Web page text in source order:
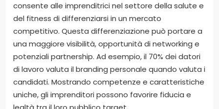
consente alle imprenditrici nel settore della salute e
del fitness di differenziarsi in un mercato
competitivo. Questa differenziazione può portare a
una maggiore visibilità, opportunità di networking e
potenziali partnership. Ad esempio, il 70% dei datori
di lavoro valuta il branding personale quando valuta i
candidati. Mostrando competenze e caratteristiche
uniche, gli imprenditori possono favorire fiducia e